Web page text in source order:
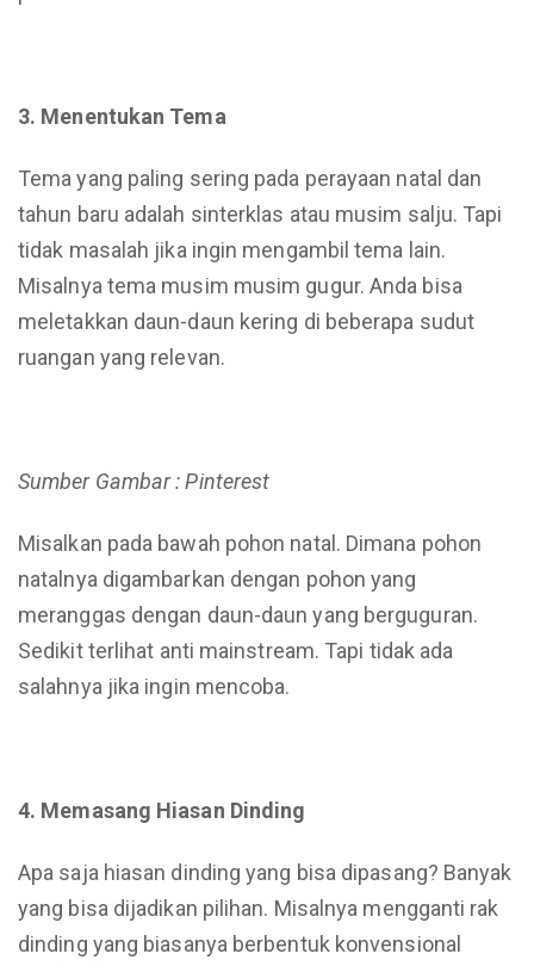
3. Menentukan Tema
Tema yang paling sering pada perayaan natal dan
tahun baru adalah sinterklas atau musim salju. Tapi
tidak masalah jika ingin mengambil tema lain.
Misalnya tema musim musim gugur. Anda bisa
meletakkan daun-daun kering di beberapa sudut
ruangan yang relevan.
Sumber Gambar : Pinterest
Misalkan pada bawah pohon natal. Dimana pohon
natalnya digambarkan dengan pohon yang
meranggas dengan daun-daun yang berguguran.
Sedikit terlihat anti mainstream. Tapi tidak ada
salahnya jika ingin mencoba.
4. Memasang Hiasan Dinding
Apa saja hiasan dinding yang bisa dipasang? Banyak
yang bisa dijadikan pilihan. Misalnya mengganti rak
dinding yang biasanya berbentuk konvensional